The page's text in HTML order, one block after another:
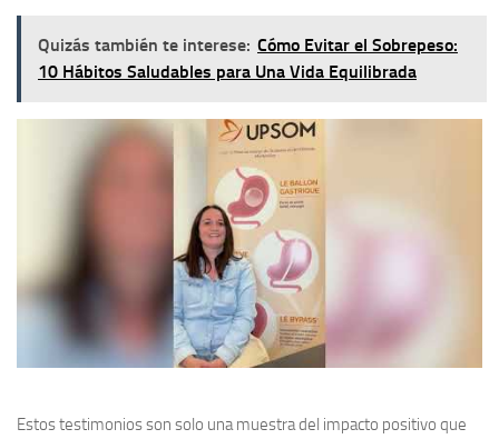
Quizás también te interese: Cómo Evitar el Sobrepeso:
10 Hábitos Saludables para Una Vida Equilibrada
Estos testimonios son solo una muestra del impacto positivo que